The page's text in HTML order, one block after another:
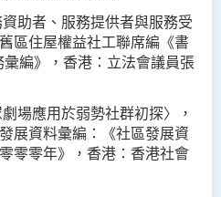
助者、服務提供者與服務受
區住屋權益社工聯席編《書
編》，香港：立法會議員張
場應用於弱勢社群初探〉，
展資料彙編：《社區發展資
零零年》，香港：香港社會